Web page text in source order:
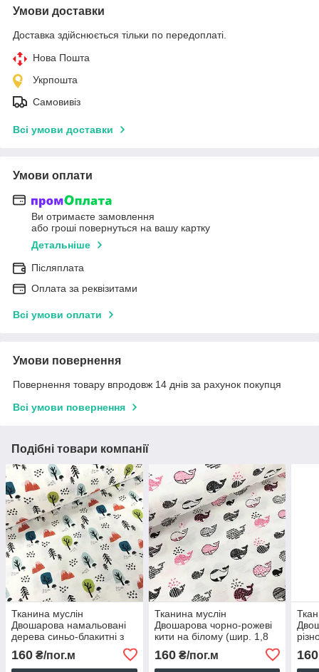
Умови доставки
Доставка здійснюється тільки по передоплаті.
Нова Пошта
Укрпошта
Самовивіз
Всі умови доставки
Умови оплати
Ви отримаєте замовлення
або гроші повернуться на вашу картку
Детальніше
Післяплата
Оплата за реквізитами
Всі умови оплати
Умови повернення
Повернення товару впродовж 14 днів за рахунок покупця
Всі умови повернення
Подібні товари компанії
Тканина муслін
Двошарова намальовані
дерева синьо-блакитні з
(шир. 1,8 м) (MS-F-0171)
160 ₴/пог.м
Тканина муслін
Двошарова чорно-рожеві
кити на білому (шир. 1,8
160₴/пог.м 160